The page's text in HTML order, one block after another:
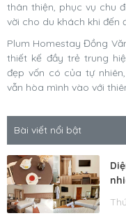
thân thiện, phục vụ chu
vời cho du khách khi đến
Plum Homestay Đồng
thiết kế đầy trẻ trung
đẹp vốn có của tự
vẫn hòa mình vào với
Bài viết nổi bật